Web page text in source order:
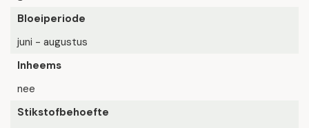
Bloeiperiode
juni - augustus
Inheems
nee
Stikstofbehoefte